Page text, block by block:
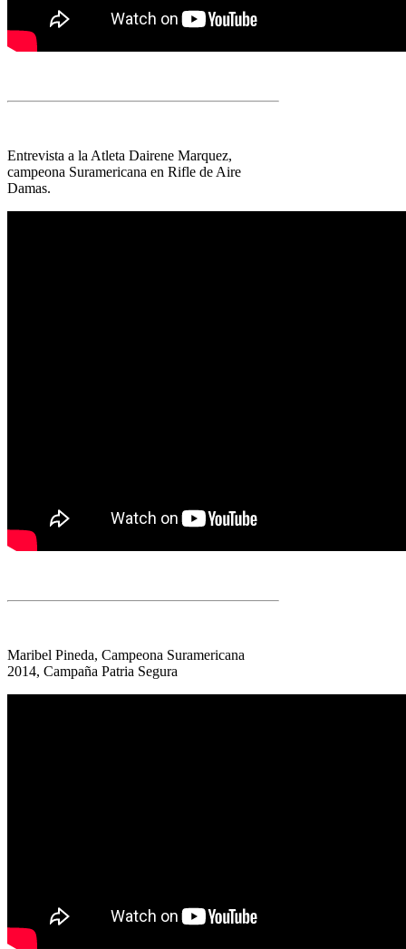
Entrevista a la Atleta Dairene Marquez,
campeona Suramericana en Rifle de Aire
Damas.
Maribel Pineda, Campeona Suramericana
2014, Campaña Patria Segura